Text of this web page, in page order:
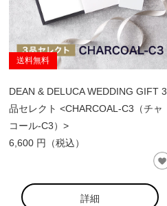
送料無料
DEAN & DELUCA WEDDING GIFT 3
品セレクト <CHARCOAL-C3（チャ
コール-C3）>
6,600 円（税込）
詳細